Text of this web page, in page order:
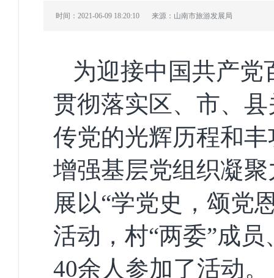
时间：2021-06-09 18:20:10 来源：山南市旅游发展局
为迎接中国共产党
贯彻落实区、市、
传党的光辉历程和
增强基层党组织凝
展以“学党史，颂党
活动， 村“两委”成
40余人参加了活动。